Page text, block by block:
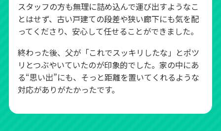
スタッフの方も無理に詰め込んで運び出すようなこ
とはせず、古い戸建ての段差や狭い廊下にも気を配
ってくださり、安心して任せることができました。
終わった後、父が「これでスッキリしたな」とポツ
リとつぶやいていたのが印象的でした。家の中にあ
る“思い出”にも、そっと距離を置いてくれるような
対応がありがたかったです。